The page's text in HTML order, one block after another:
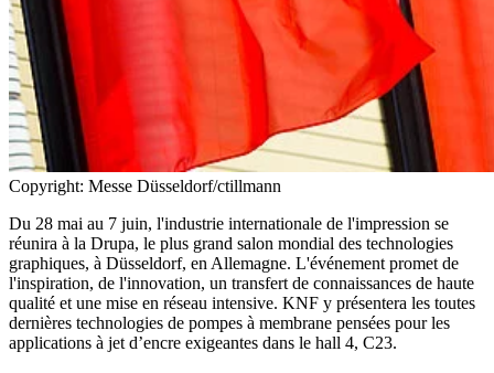
Copyright: Messe Düsseldorf/ctillmann
Du 28 mai au 7 juin, l'industrie internationale de l'impression se
réunira à la Drupa, le plus grand salon mondial des technologies
graphiques, à Düsseldorf, en Allemagne. L'événement promet de
l'inspiration, de l'innovation, un transfert de connaissances de haute
qualité et une mise en réseau intensive. KNF y présentera les toutes
dernières technologies de pompes à membrane pensées pour les
applications à jet d’encre exigeantes dans le hall 4, C23.